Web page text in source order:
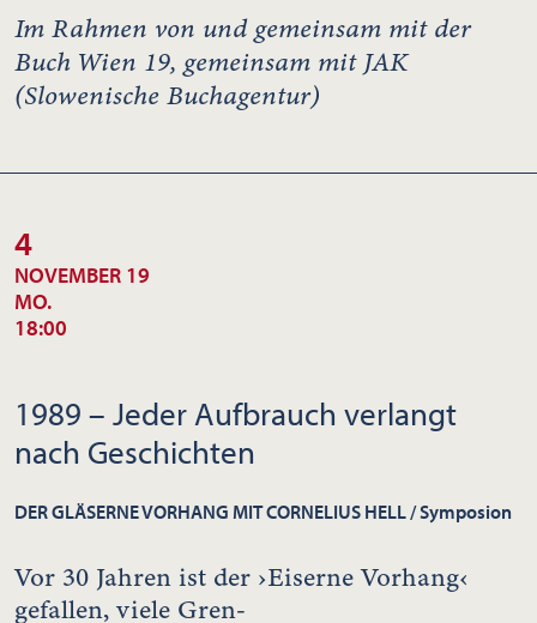
Im Rahmen von und gemeinsam mit der
Buch Wien 19, gemeinsam mit JAK
(Slowenische Buchagentur)
4
NOVEMBER 19
MO.
18:00
1989 – Jeder Aufbrauch verlangt
nach Geschichten
DER GLÄSERNE VORHANG MIT CORNELIUS HELL / Symposion
Vor 30 Jahren ist der ›Eiserne Vorhang‹
gefallen, viele Gren-